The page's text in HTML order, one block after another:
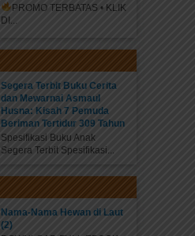
PROMO TERBATAS • KLIK
DI...
Segera Terbit Buku Cerita
dan Mewarnai Asmaul
Husna: Kisah 7 Pemuda
Beriman Tertidur 309 Tahun
Spesifikasi Buku Anak
Segera Terbit Spesifikasi...
Nama-Nama Hewan di Laut
(2)